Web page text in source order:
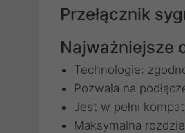
Przełącznik
Najważniejsze
Technologie:
Pozwala na
Jest w pełni
Maksymalna